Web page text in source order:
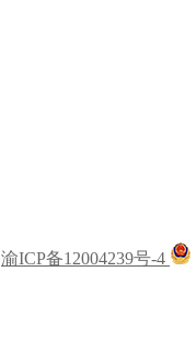
渝ICP备12004239号-4